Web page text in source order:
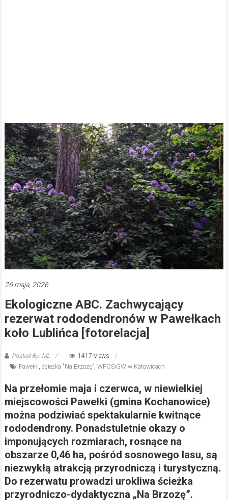
26 maja, 2026
Ekologiczne ABC. Zachwycający
rezerwat rododendronów w Pawełkach
koło Lublińca [fotorelacja]
Posted By: ML
1417 Views
Pawełki, ścieżka "Na Brzozę", WFOŚiGW w Katowicach
Na przełomie maja i czerwca, w niewielkiej
miejscowości Pawełki (gmina Kochanowice)
można podziwiać spektakularnie kwitnące
rododendrony. Ponadstuletnie okazy o
imponujących rozmiarach, rosnące na
obszarze 0,46 ha, pośród sosnowego lasu, są
niezwykłą atrakcją przyrodniczą i turystyczną.
Do rezerwatu prowadzi urokliwa ścieżka
przyrodniczo-dydaktyczna „Na Brzozę”.